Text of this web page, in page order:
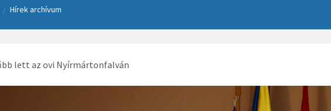
/ Hírek archívum
lett az ovi Nyírmártonfalván